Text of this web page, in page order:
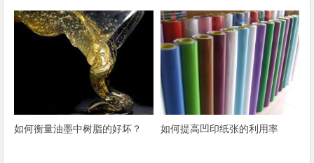
如何衡量油墨中树脂的好坏？ 如何提高凹印纸张的利用率